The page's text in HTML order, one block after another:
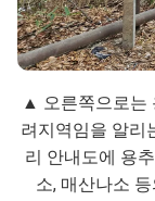
▲ 오른쪽으로는
려지역임을 알리
리 안내도에 용
소, 매산나소